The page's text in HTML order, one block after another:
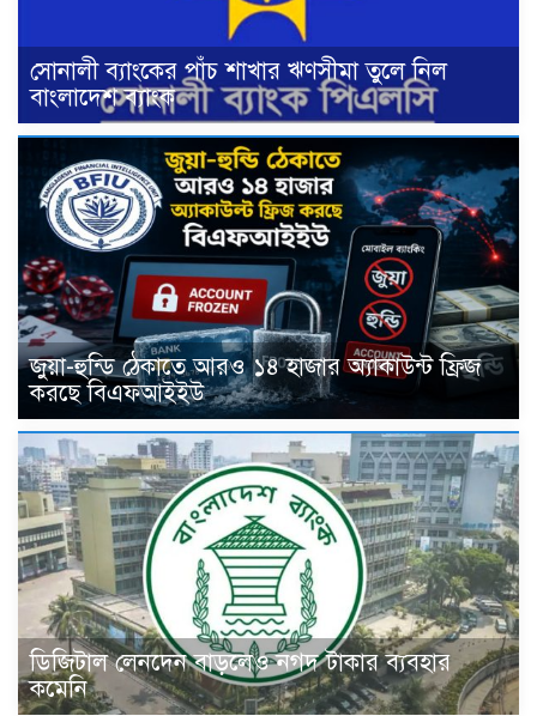
সোনালী ব্যাংকের পাঁচ শাখার ঋণসীমা তুলে নিল
বাংলাদেশ ব্যাংক
জুয়া-হুন্ডি ঠেকাতে আরও ১৪ হাজার অ্যাকাউন্ট ফ্রিজ
করছে বিএফআইইউ
ডিজিটাল লেনদেন বাড়লেও নগদ টাকার ব্যবহার
কমেনি